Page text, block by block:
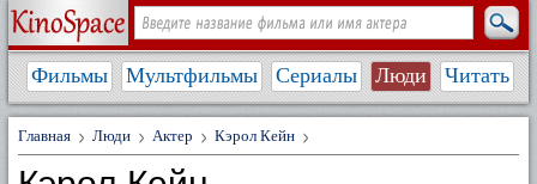
Фильмы Мультфильмы Сериалы Люди Читать
Главная Люди Актер Кэрол Кейн